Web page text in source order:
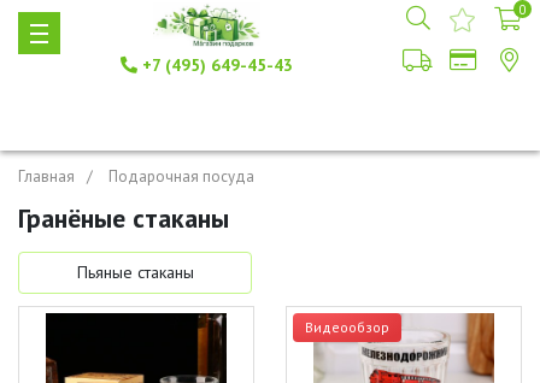
+7 (495) 649-45-43
0
Главная Подарочная посуда
Гранёные стаканы
Пьяные стаканы
Видеообзор